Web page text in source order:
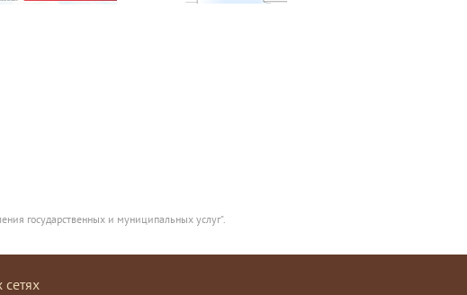
государственных и муниципальных услуг".